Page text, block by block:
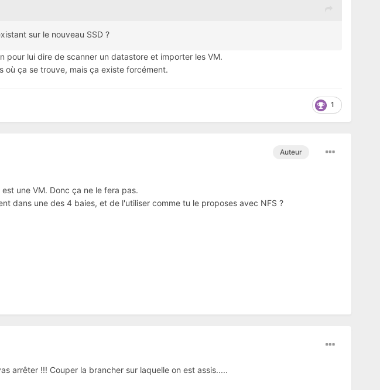
sur le nouveau SSD ?
lui dire de scanner un datastore et importer les VM.
où ça se trouve, mais ça existe forcément.
1
Auteur
une VM. Donc ça ne le fera pas.
dans une des 4 baies, et de l'utiliser comme tu le proposes avec NFS ?
arrêter !!! Couper la brancher sur laquelle on est assis.....